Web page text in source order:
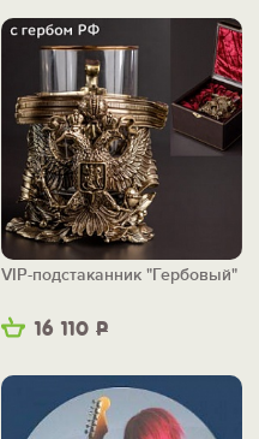
16 110 Р
VIP-подстаканник "Гербовый"